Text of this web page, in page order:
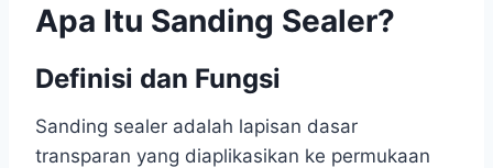
Apa Itu Sanding Sealer?
Definisi dan Fungsi
Sanding sealer adalah lapisan dasar
transparan yang diaplikasikan ke permukaan